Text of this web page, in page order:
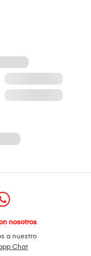
nosotros
a nuestro
Chat